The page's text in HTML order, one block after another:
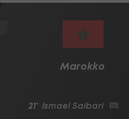
Marokko
21' Ismael Saibari